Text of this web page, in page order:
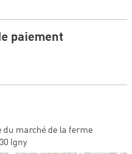
paiement
du marché de la ferme
Igny